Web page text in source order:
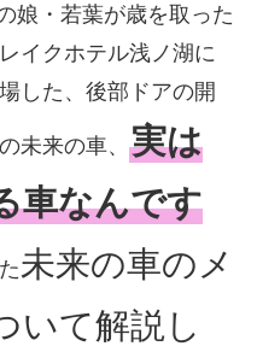
娘・若葉が歳を取った
イクホテル浅ノ湖に
した、後部ドアの開
未来の車、 実は
車なんです
未来の車のメ
いて解説し